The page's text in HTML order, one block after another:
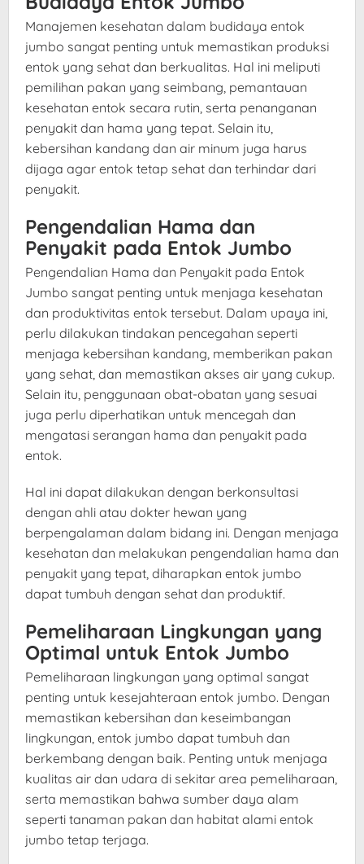
Manajemen kesehatan dalam budidaya entok
jumbo sangat penting untuk memastikan produksi
entok yang sehat dan berkualitas. Hal ini meliputi
pemilihan pakan yang seimbang, pemantauan
kesehatan entok secara rutin, serta penanganan
penyakit dan hama yang tepat. Selain itu,
kebersihan kandang dan air minum juga harus
dijaga agar entok tetap sehat dan terhindar dari
penyakit.
Pengendalian Hama dan
Penyakit pada Entok Jumbo
Pengendalian Hama dan Penyakit pada Entok
Jumbo sangat penting untuk menjaga kesehatan
dan produktivitas entok tersebut. Dalam upaya ini,
perlu dilakukan tindakan pencegahan seperti
menjaga kebersihan kandang, memberikan pakan
yang sehat, dan memastikan akses air yang cukup.
Selain itu, penggunaan obat-obatan yang sesuai
juga perlu diperhatikan untuk mencegah dan
mengatasi serangan hama dan penyakit pada
entok.
Hal ini dapat dilakukan dengan berkonsultasi
dengan ahli atau dokter hewan yang
berpengalaman dalam bidang ini. Dengan menjaga
kesehatan dan melakukan pengendalian hama dan
penyakit yang tepat, diharapkan entok jumbo
dapat tumbuh dengan sehat dan produktif.
Pemeliharaan Lingkungan yang
Optimal untuk Entok Jumbo
Pemeliharaan lingkungan yang optimal sangat
penting untuk kesejahteraan entok jumbo. Dengan
memastikan kebersihan dan keseimbangan
lingkungan, entok jumbo dapat tumbuh dan
berkembang dengan baik. Penting untuk menjaga
kualitas air dan udara di sekitar area pemeliharaan,
serta memastikan bahwa sumber daya alam
seperti tanaman pakan dan habitat alami entok
jumbo tetap terjaga.